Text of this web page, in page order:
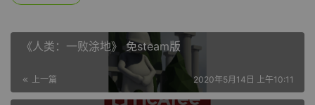
《人类：一败涂地》 免steam版
上一篇 2020年5月14日 上午10:11